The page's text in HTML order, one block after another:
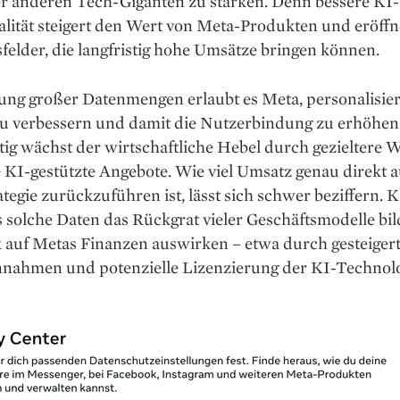
steigert den Wert von Meta-Produkten und
die langfristig hohe Umsätze bringen können.
großer Datenmengen erlaubt es Meta,
verbessern und damit die Nutzerbindung zu
wächst der wirtschaftliche Hebel durch gezieltere
gestützte Angebote. Wie viel Umsatz genau direkt
zurückzuführen ist, lässt sich schwer beziffern.
solche Daten das Rückgrat vieler Geschäftsmodelle
auf Metas Finanzen auswirken – etwa durch
und potenzielle Lizenzierung der KI-